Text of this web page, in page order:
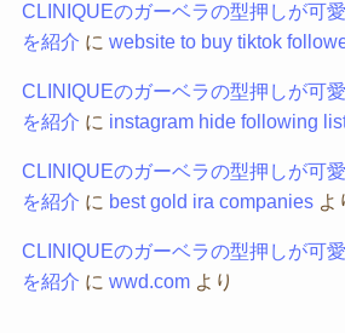
CLINIQUEのガーベラの型押しが可
を紹介 に website to buy tiktok
CLINIQUEのガーベラの型押しが可
を紹介 に instagram hide following
CLINIQUEのガーベラの型押しが可
を紹介 に best gold ira companiesよ
CLINIQUEのガーベラの型押しが可
を紹介 に wwd.comより